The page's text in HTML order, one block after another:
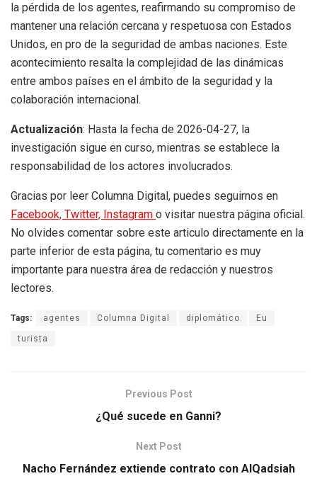
la pérdida de los agentes, reafirmando su compromiso de
mantener una relación cercana y respetuosa con Estados
Unidos, en pro de la seguridad de ambas naciones. Este
acontecimiento resalta la complejidad de las dinámicas
entre ambos países en el ámbito de la seguridad y la
colaboración internacional.
Actualización: Hasta la fecha de 2026-04-27, la
investigación sigue en curso, mientras se establece la
responsabilidad de los actores involucrados.
Gracias por leer Columna Digital, puedes seguirnos en
Facebook, Twitter, Instagram o visitar nuestra página oficial.
No olvides comentar sobre este articulo directamente en la
parte inferior de esta página, tu comentario es muy
importante para nuestra área de redacción y nuestros
lectores.
Tags: agentes Columna Digital diplomático Eu
turista
Previous Post
¿Qué sucede en Ganni?
Next Post
Nacho Fernández extiende contrato con AlQadsiah